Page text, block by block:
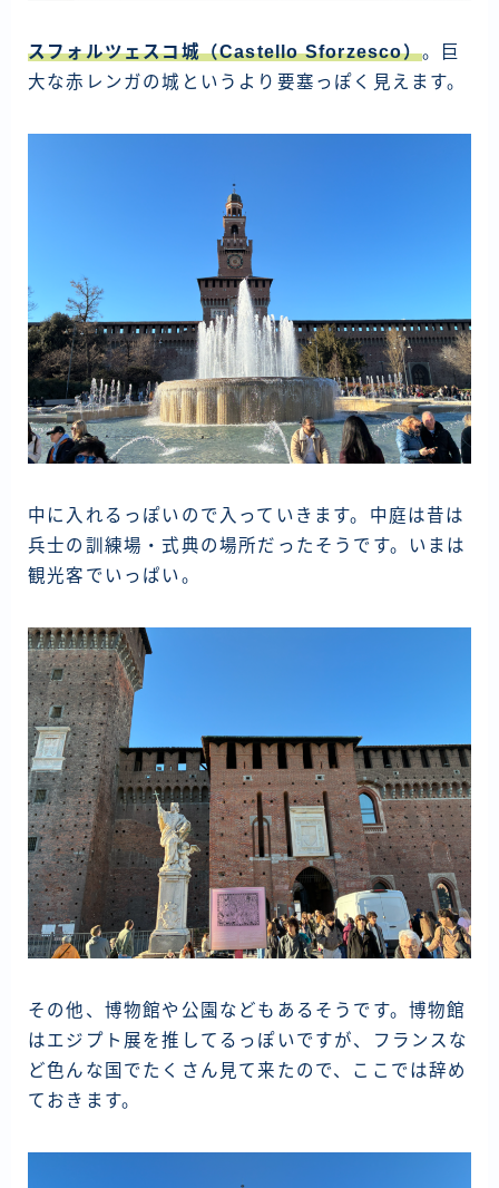
スフォルツェスコ城（Castello Sforzesco）。巨
大な赤レンガの城というより要塞っぽく見えます。
中に入れるっぽいので入っていきます。中庭は昔は
兵士の訓練場・式典の場所だったそうです。いまは
観光客でいっぱい。
その他、博物館や公園などもあるそうです。博物館
はエジプト展を推してるっぽいですが、フランスな
ど色んな国でたくさん見て来たので、ここでは辞め
ておきます。